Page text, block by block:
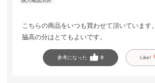
こちらの商品をいつも買わせて頂いています。
脇高の分はとてもよいです。
参考になった 0 Like!